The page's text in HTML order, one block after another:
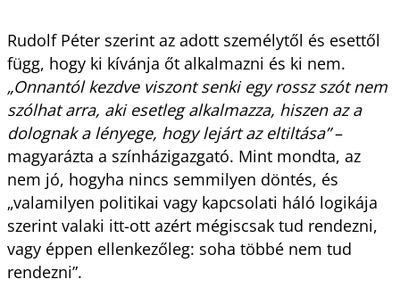
Rudolf Péter szerint az adott személytől és esettől
függ, hogy ki kívánja őt alkalmazni és ki nem.
„Onnantól kezdve viszont senki egy rossz szót nem
szólhat arra, aki esetleg alkalmazza, hiszen az a
dolognak a lényege, hogy lejárt az eltiltása”–
magyarázta a színházigazgató. Mint mondta, az
nem jó, hogyha nincs semmilyen döntés, és
„valamilyen politikai vagy kapcsolati háló logikája
szerint valaki itt-ott azért mégiscsak tud rendezni,
vagy éppen ellenkezőleg: soha többé nem tud
rendezni”.